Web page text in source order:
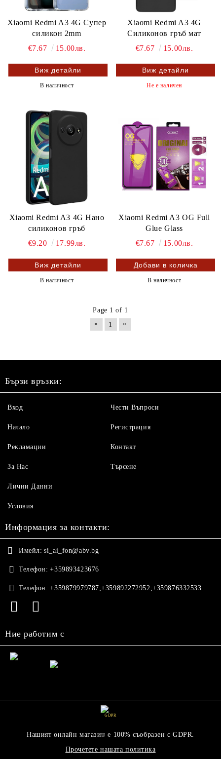
Xiaomi Redmi A3 4G Супер
силикон 2mm
€7.67
15.00лв.
Виж детайли
В наличност
Xiaomi Redmi A3 4G
Силиконов гръб мат
€7.67
15.00лв.
Виж детайли
Не е наличен
Xiaomi Redmi A3 4G Нано
силиконов гръб
€9.20
17.99лв.
Виж детайли
В наличност
Xiaomi Redmi A3 OG Full
Glue Glass
€7.67
15.00лв.
В наличност
Page 1 of 1
«
1 »
Бързи връзки:
Вход
Начало
Рекламации
За Нас
Чести Въпроси
Регистрация
Контакт
Търсене
Лични Данни
Условия
Информация за контакти:
Имейл: si_ai_fon@abv.bg
Телефон: +359893423676
Телефон: +359879979787;+359892272952;+359876332533
Ние работим с
GDPR
Нашият онлайн магазин е 100% съобразен с GDPR.
Прочетете нашата политика